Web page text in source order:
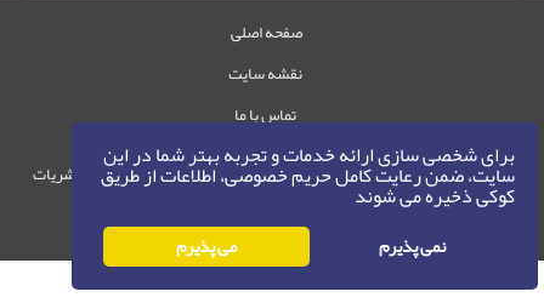
برای شخصی سازی ارائه خدمات و تجربه بهتر شما در این
سایت، ضمن رعایت کامل حریم خصوصی، اطلاعات از طریق
کوکی ذخیره می شوند
نمی پذیرم می پذیرم
صفحه اصلی
نقشه سایت
تماس با ما
حقوق این وب‌سایت متعلق به سامانه مدیریت نشریات
حق نشر 1405-1396